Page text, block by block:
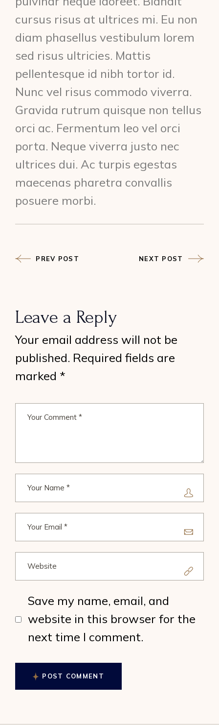
cursus risus at ultrices mi. Eu non
diam phasellus vestibulum lorem
sed risus ultricies. Mattis
pellentesque id nibh tortor id.
Nunc vel risus commodo viverra.
Gravida rutrum quisque non tellus
orci ac. Fermentum leo vel orci
porta. Neque viverra justo nec
ultrices dui. Ac turpis egestas
maecenas pharetra convallis
posuere morbi.
PREV POST NEXT POST
Leave a Reply
Your email address will not be
published. Required fields are
marked *
Save my name, email, and
website in this browser for the
next time I comment.
POST COMMENT